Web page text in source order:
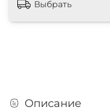
Выбрать
Описание